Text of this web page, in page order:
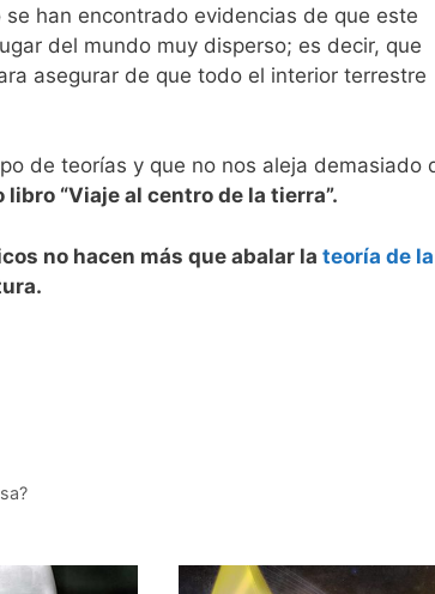
han encontrado evidencias de que este
del mundo muy disperso; es decir, que
asegurar de que todo el interior terrestre
de teorías y que no nos aleja demasiado
“Viaje al centro de la tierra”.
no hacen más que abalar la teoría de la